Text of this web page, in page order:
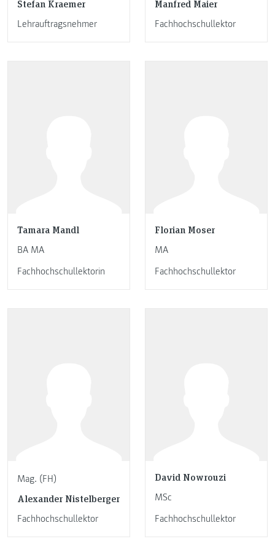
Stefan Kraemer
Lehrauftragsnehmer
Manfred Maier
Fachhochschullektor
Tamara Mandl
BA MA
Fachhochschullektorin
Florian Moser
MA
Fachhochschullektor
Mag. (FH)
Alexander Nistelberger
Fachhochschullektor
David Nowrouzi
MSc
Fachhochschullektor